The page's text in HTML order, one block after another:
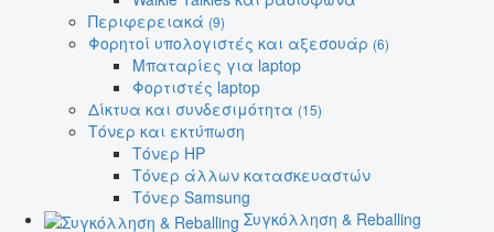
Περιφερειακά (9)
Φορητοί υπολογιστές και αξεσουάρ (6)
Μπαταρίες για laptop
Φορτιστές laptop
Δίκτυα και συνδεσιμότητα (15)
Τόνερ και εκτύπωση
Τόνερ HP
Τόνερ άλλων κατασκευαστών
Τόνερ Samsung
Συγκόλληση & Reballing